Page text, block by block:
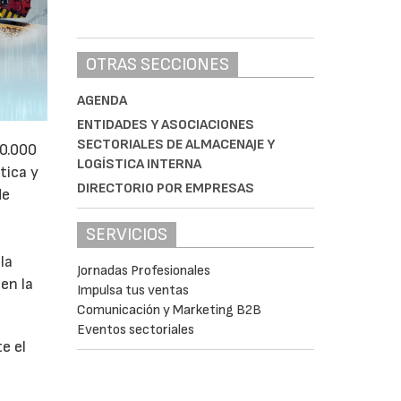
y
la
el
OTRAS SECCIONES
AGENDA
ENTIDADES Y ASOCIACIONES
SECTORIALES DE ALMACENAJE Y
LOGÍSTICA INTERNA
DIRECTORIO POR EMPRESAS
SERVICIOS
Jornadas Profesionales
Impulsa tus ventas
Comunicación y Marketing B2B
Eventos sectoriales